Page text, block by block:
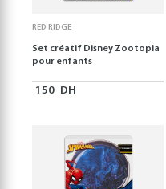
RED RIDGE
Set créatif Disney Zootopia
pour enfants
150 DH